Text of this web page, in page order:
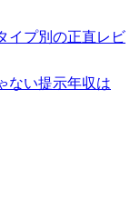
イプ別の正直レビ
ない提示年収は